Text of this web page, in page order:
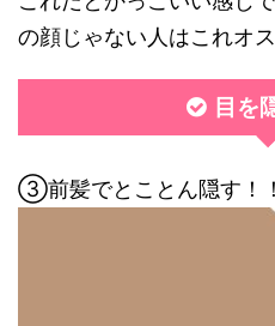
の顔じゃない人はこれオ
目を
③前髪でとことん隠す！